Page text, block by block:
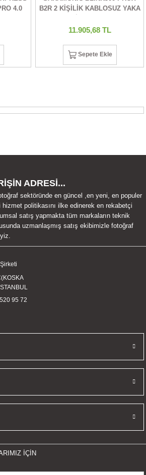
4.0
B2R 2 KİŞİLİK KABLOSUZ YAKA
11.905,68 TL
Sepete Ekle
ADRESİ...
sektöründe en güncel ,en yeni, en populer
politikasını ilke edinerek en rekabetçi
satış yapmakta tüm markaların teknik
uzmanlaşmış satış ekibimizle fotoğraf
95 72
İÇİN